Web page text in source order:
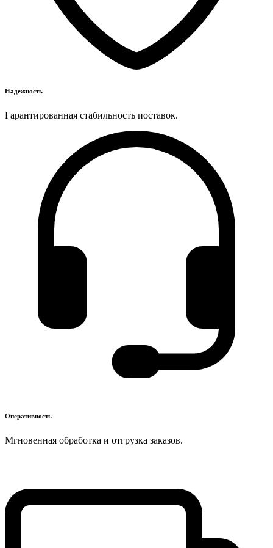
Надежность
Гарантированная стабильность поставок.
Оперативность
Мгновенная обработка и отгрузка заказов.